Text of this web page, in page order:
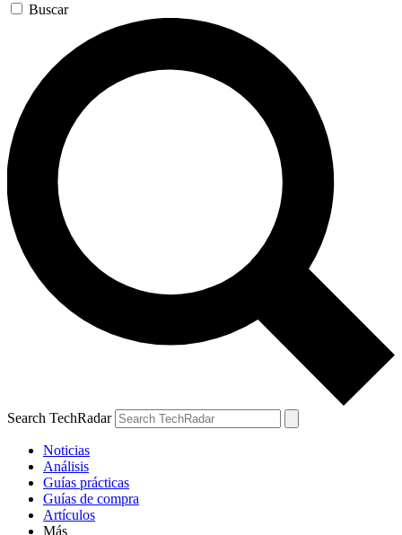
Buscar
Search TechRadar
Noticias
Análisis
Guías prácticas
Guías de compra
Artículos
Más